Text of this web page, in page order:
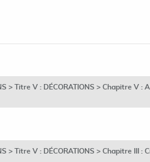
> Titre V : DÉCORATIONS > Chapitre V
> Titre V : DÉCORATIONS > Chapitre